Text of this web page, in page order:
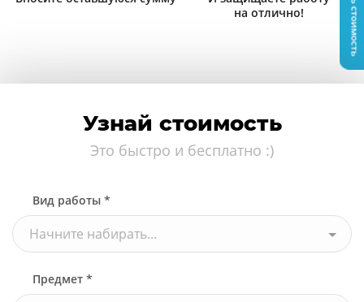
на отлично!
Узнай стоимость
Это быстро и бесплатно :)
Вид работы *
Начните набирать...
Предмет *